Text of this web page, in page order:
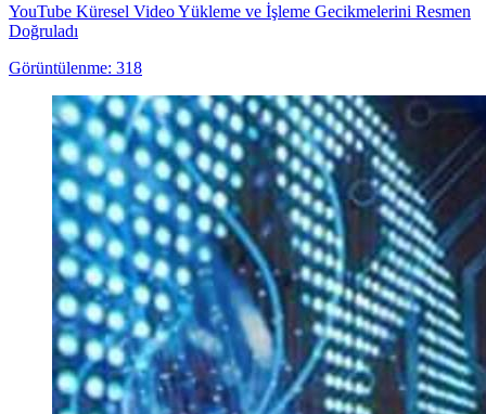
YouTube Küresel Video Yükleme ve İşleme Gecikmelerini Resmen
Doğruladı
Görüntülenme: 318